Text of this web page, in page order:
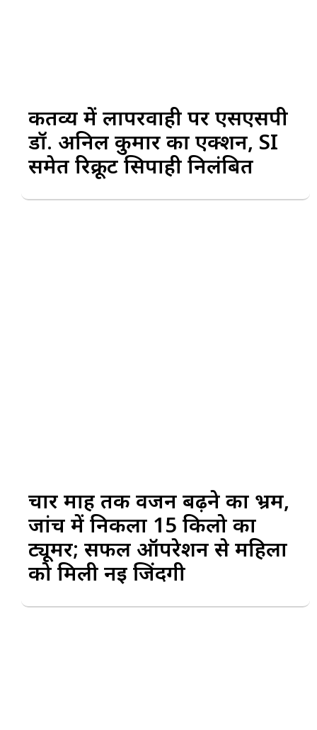
कर्तव्य में लापरवाही पर एसएसपी
डॉ. अनिल कुमार का एक्शन, SI
समेत रिक्रूट सिपाही निलंबित
चार माह तक वजन बढ़ने का भ्रम,
जांच में निकला 15 किलो का
ट्यूमर; सफल ऑपरेशन से महिला
को मिली नई जिंदगी